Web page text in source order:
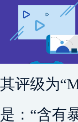
其评级为
是：“含有